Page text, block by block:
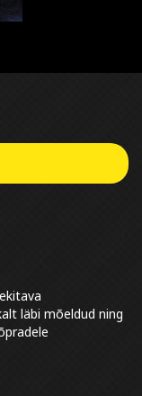
läbi mõeldud ning